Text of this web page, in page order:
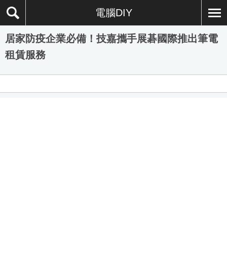
電腦DIY
居家防疫企業必備！技嘉攜手展碁國際推出筆電
租賃服務